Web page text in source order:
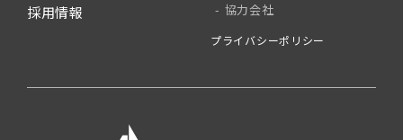
採用情報
協力会社
プライバシーポリシー